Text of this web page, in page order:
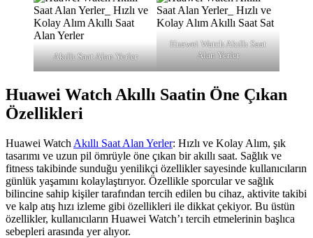
Akıllı Saat Alan Yerler
Huawei Watch Akıllı Saat
Alan Yerler
Huawei Watch Akıllı Saatin Öne Çıkan
Özellikleri
Huawei Watch Akıllı Saat Alan Yerler: Hızlı ve Kolay Alım, şık
tasarımı ve uzun pil ömrüyle öne çıkan bir akıllı saat. Sağlık ve
fitness takibinde sunduğu yenilikçi özellikler sayesinde kullanıcıların
günlük yaşamını kolaylaştırıyor. Özellikle sporcular ve sağlık
bilincine sahip kişiler tarafından tercih edilen bu cihaz, aktivite takibi
ve kalp atış hızı izleme gibi özellikleri ile dikkat çekiyor. Bu üstün
özellikler, kullanıcıların Huawei Watch’ı tercih etmelerinin başlıca
sebepleri arasında yer alıyor.